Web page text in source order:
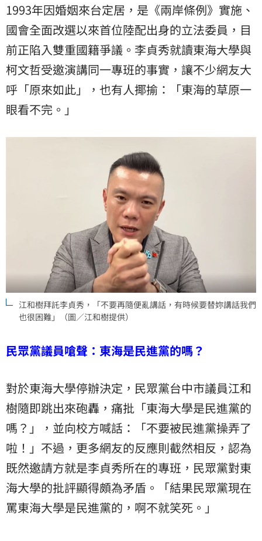
1993年因婚姻來台定居，是《兩岸條例》實施、
國會全面改選以來首位陸配出身的立法委員，目
前正陷入雙重國籍爭議。李貞秀就讀東海大學與
柯文哲受邀演講同一專班的事實，讓不少網友大
呼「原來如此」，也有人揶揄：「東海的草原一
眼看不完。」
江和樹拜託李貞秀，「不要再隨便亂講話，有時候要替妳講話我們
也很困難」（圖／江和樹提供）
民眾黨議員嗆聲：東海是民進黨的嗎？
對於東海大學停辦決定，民眾黨台中市議員江和
樹隨即跳出來砲轟，痛批「東海大學是民進黨的
嗎？」，並向校方喊話：「不要被民進黨操弄了
啦！」不過，更多網友的反應則截然相反，認為
既然邀請方就是李貞秀所在的專班，民眾黨對東
海大學的批評顯得頗為矛盾。「結果民眾黨現在
罵東海大學是民進黨的，啊不就笑死。」